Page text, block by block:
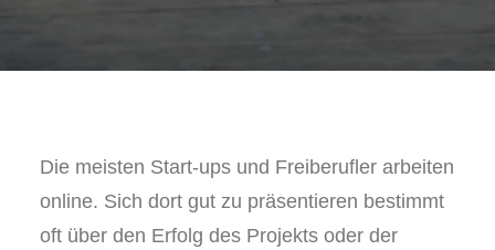
Die meisten Start-ups und Freiberufler arbeiten
online. Sich dort gut zu präsentieren bestimmt
oft über den Erfolg des Projekts oder der